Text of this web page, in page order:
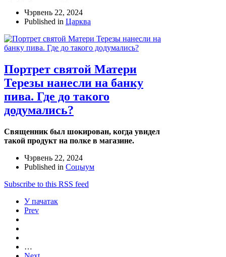
Чэрвень 22, 2024
Published in Царква
Портрет святой Матери
Терезы нанесли на банку
пива. Где до такого
додумались?
Священник был шокирован, когда увидел
такой продукт на полке в магазине.
Чэрвень 22, 2024
Published in Соцыум
Subscribe to this RSS feed
У пачатак
Prev
…